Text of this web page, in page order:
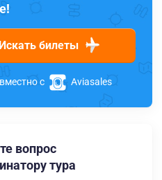
Искать билеты
с Aviasales
вопрос
тура